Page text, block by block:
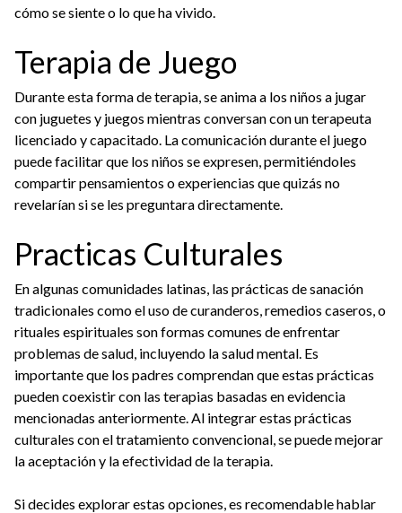
cómo se siente o lo que ha vivido.
Terapia de Juego
Durante esta forma de terapia, se anima a los niños a jugar
con juguetes y juegos mientras conversan con un terapeuta
licenciado y capacitado. La comunicación durante el juego
puede facilitar que los niños se expresen, permitiéndoles
compartir pensamientos o experiencias que quizás no
revelarían si se les preguntara directamente.
Practicas Culturales
En algunas comunidades latinas, las prácticas de sanación
tradicionales como el uso de curanderos, remedios caseros, o
rituales espirituales son formas comunes de enfrentar
problemas de salud, incluyendo la salud mental. Es
importante que los padres comprendan que estas prácticas
pueden coexistir con las terapias basadas en evidencia
mencionadas anteriormente. Al integrar estas prácticas
culturales con el tratamiento convencional, se puede mejorar
la aceptación y la efectividad de la terapia.
Si decides explorar estas opciones, es recomendable hablar